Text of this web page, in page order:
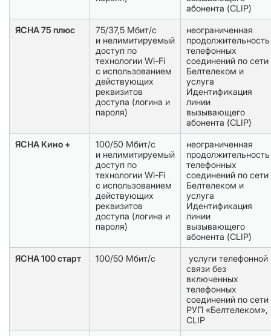
абонента (CLIP)
ЯСНА 75 плюс
75/37,5 Мбит/с
и нелимитируемый
доступ по
технологии Wi-Fi
с использованием
действующих
реквизитов
доступа (логина и
пароля)
неограниченная
продолжительность
телефонных
соединений по сети
Белтелеком и
услуга
Идентификация
линии
вызывающего
абонента (CLIP)
ЯСНА Кино +
100/50 Мбит/с
и нелимитируемый
доступ по
технологии Wi-Fi
с использованием
действующих
реквизитов
доступа (логина и
пароля)
неограниченная
продолжительность
телефонных
соединений по сети
Белтелеком и
услуга
Идентификация
линии
вызывающего
абонента (CLIP)
ЯСНА 100 старт 100/50 Мбит/с
услуги телефонной
связи без
включенных
телефонных
соединений по сети
РУП «Белтелеком»,
CLIP